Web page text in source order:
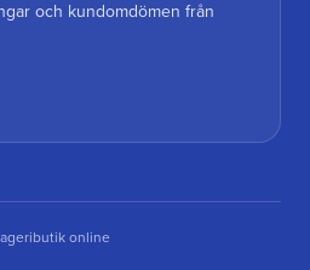
och kundomdömen från
online